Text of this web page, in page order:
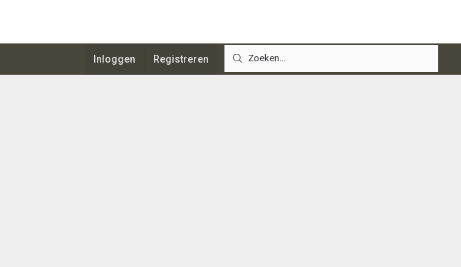
Inloggen Registreren